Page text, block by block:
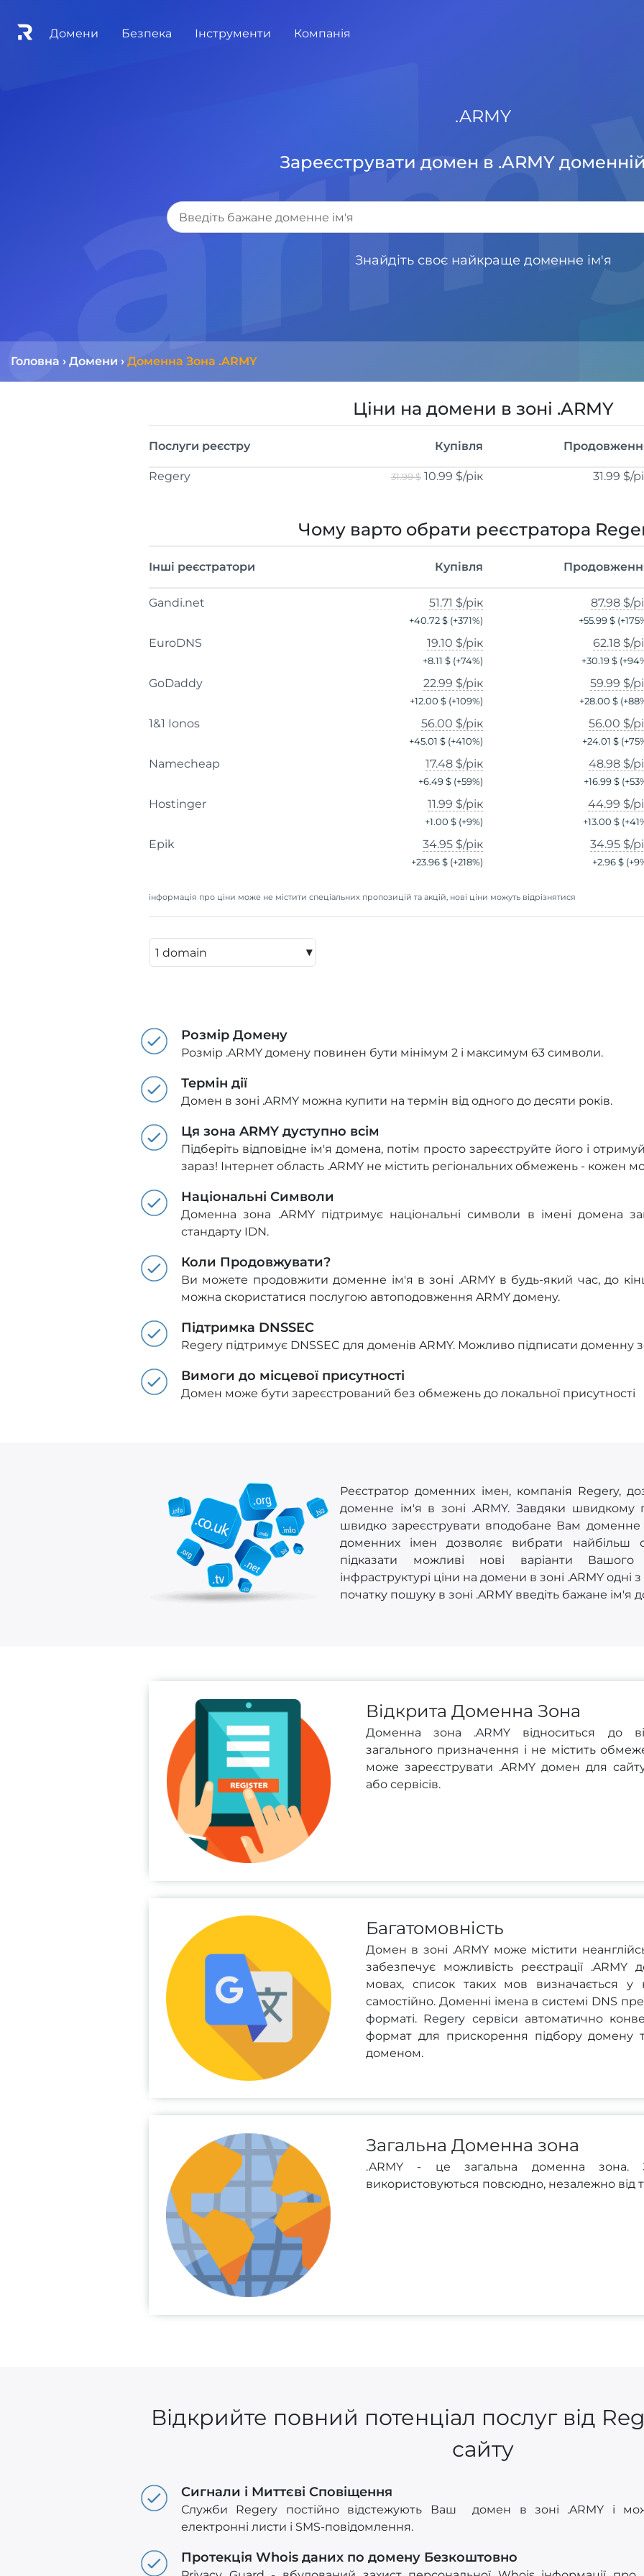
Домени Безпека Інструменти Компанія
.ARMY
Зареєструвати домен в .ARMY доменній
Знайдіть своє найкраще доменне ім'я
Головна › Домени › Доменна Зона .ARMY
Ціни на домени в зоні .ARMY
Послуги реєстру Купівля
Regery 31.99 $ 10.99 $/рік 31.99 $/
Чому варто обрати реєстратора
Інші реєстратори Купівля
Gandi.net 51.71 $/рік
+40.72 $ (+371%)
87.98 $/
+55.99 $(+175
EuroDNS 19.10 $/рік
+8.11 $ (+74%)
62.18 $/
+30.19 $(+94
GoDaddy 22.99 $/рік
+12.00 $ (+109%)
59.99 $/
+28.00 $(+88
1&1 Ionos 56.00 $/рік
+45.01 $ (+410%)
56.00 $/
+24.01 $(+75
Namecheap 17.48 $/рік
+6.49 $ (+59%)
48.98 $/
+16.99 $(+53
Hostinger 11.99 $/рік
+1.00 $ (+9%)
44.99 $/
+13.00 $(+41
Epik 34.95 $/рік
+23.96 $ (+218%)
34.95 $/
+2.96 $(+9
інформація про ціни може не містити спеціальних пропозицій та акцій, нові ціни можуть відрізнятися
▾
Розмір Домену
Розмір .ARMY домену повинен бути мінімум 2 і максимум 63 символи.
Термін дії
Домен в зоні .ARMY можна купити на термін від одного до десяти років.
Ця зона ARMY дуступно всім
Підберіть відповідне ім'я домена, потім просто зареєструйте його і
зараз! Інтернет область .ARMY не містить регіональних обмежень - кожен
Національні Символи
Доменна зона .ARMY підтримує національні символи в імені домена
стандарту IDN.
Коли Продовжувати?
Ви можете продовжити доменне ім'я в зоні .ARMY в будь-який час, до
можна скористатися послугою автоподовження ARMY домену.
Підтримка DNSSEC
Regery підтримує DNSSEC для доменів ARMY. Можливо підписати доменну
Вимоги до місцевої присутності
Домен може бути зареєстрований без обмежень до локальної присутності
Реєстратор доменних імен, компанія Regery,
доменне ім'я в зоні .ARMY. Завдяки швидкому
швидко зареєструвати вподобане Вам доменне
доменних імен дозволяє вибрати найбільш
підказати можливі нові варіанти Вашого
інфраструктурі ціни на домени в зоні .ARMY одні
початку пошуку в зоні .ARMY введіть бажане ім'я
Відкрита Доменна Зона
Доменна зона .ARMY відноситься до
загального призначення і не містить
може зареєструвати .ARMY домен для
або сервісів.
Багатомовність
Домен в зоні .ARMY може містити
забезпечує можливість реєстрації
мовах, список таких мов визначається у
самостійно. Доменні імена в системі DNS
форматі. Regery сервіси автоматично
формат для прискорення підбору домену
доменом.
Загальна Доменна зона
.ARMY - це загальна доменна зона.
використовуються повсюдно, незалежно від
Відкрийте повний потенціал послуг від
сайту
Сигнали і Миттєві Сповіщення
Служби Regery постійно відстежують Ваш домен в зоні .ARMY і
електронні листи і SMS-повідомлення.
Протекція Whois даних по домену Безкоштовно